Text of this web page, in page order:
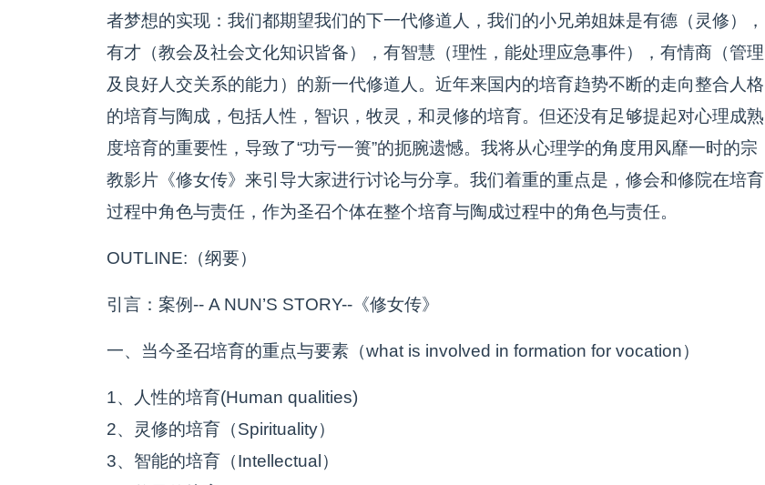
者梦想的实现：我们都期望我们的下一代修道人，我们的小兄弟姐妹是有德（灵修），
有才（教会及社会文化知识皆备），有智慧（理性，能处理应急事件），有情商（管理
及良好人交关系的能力）的新一代修道人。近年来国内的培育趋势不断的走向整合人格
的培育与陶成，包括人性，智识，牧灵，和灵修的培育。但还没有足够提起对心理成熟
度培育的重要性，导致了“功亏一篑”的扼腕遗憾。我将从心理学的角度用风靡一时的宗
教影片《修女传》来引导大家进行讨论与分享。我们着重的重点是，修会和修院在培育
过程中角色与责任，作为圣召个体在整个培育与陶成过程中的角色与责任。
OUTLINE:（纲要）
引言：案例-- A NUN’S STORY--《修女传》
一、当今圣召培育的重点与要素（what is involved in formation for vocation）
1、人性的培育(Human qualities)
2、灵修的培育（Spirituality）
3、智能的培育（Intellectual）